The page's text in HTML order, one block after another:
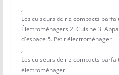
,
Les cuiseurs de riz compacts
Électroménagers 2. Cuisine 3.
d'espace 5. Petit électroménager
,
Les cuiseurs de riz compacts
électroménager